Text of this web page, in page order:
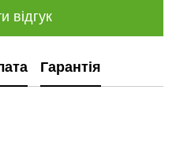
відгук
Гарантія